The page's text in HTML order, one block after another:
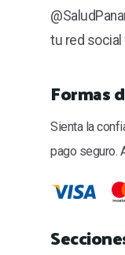
tu red social
Formas
Sienta la
pago seguro.